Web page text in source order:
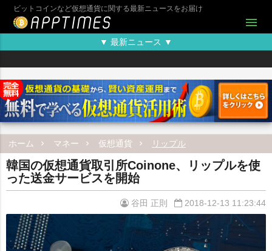
ビットコインなど仮想通貨に関する最新ニュースをお届け
menu
▼ 最新ニュース ▼
ホーム マネー 仮想通貨 リップル
韓国の仮想通貨取引所Coinone、リップルを使
った送金サービスを開始
谷田 正則 2018-12-13 11:23:44